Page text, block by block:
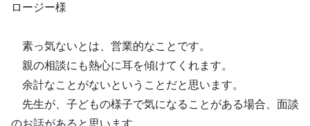
ロージー様
素っ気ないとは、営業的なことです。
親の相談にも熱心に耳を傾けてくれます。
余計なことがないということだと思います。
先生が、子どもの様子で気になることがある場合、面談
のお話があると思います。